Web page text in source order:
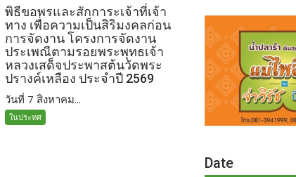
พิธีขอพรและสักการะเจ้าที่เจ้า
ทาง เพื่อความเป็นสิริมงคลก่อน
การจัดงาน โครงการจัดงาน
ประเพณีตามรอยพระพุทธเจ้า
หลวงเสด็จประพาสต้นวัดพระ
ปรางค์เหลือง ประจำปี 2569
วันที่ 7 สิงหาคม...
ในประทศ
Date